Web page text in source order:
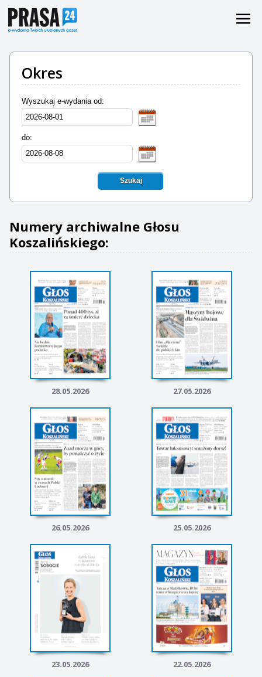
Okres
Wyszukaj e-wydania od:
do:
Szukaj
Numery archiwalne Głosu
Koszalińskiego:
28.05.2026 27.05.2026
26.05.2026 25.05.2026
23.05.2026 22.05.2026